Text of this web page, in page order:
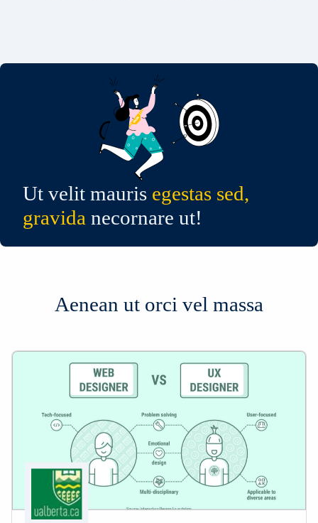
Ut velit mauris egestas sed,
gravida necornare ut!
Aenean ut orci vel massa